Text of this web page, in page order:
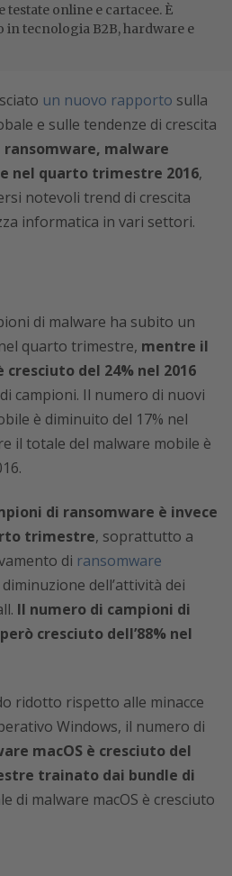
online e cartacee. È
in tecnologia B2B, hardware e
un nuovo rapporto sulla
e sulle tendenze di crescita
malware
nel quarto trimestre 2016,
notevoli trend di crescita
informatica in vari settori.
di malware ha subito un
quarto trimestre, mentre il
del 24% nel 2016
campioni. Il numero di nuovi
è diminuito del 17% nel
il totale del malware mobile è
di ransomware è invece
trimestre, soprattutto a
di ransomware
dell’attività dei
Il numero di campioni di
cresciuto dell’88% nel
ridotto rispetto alle minacce
Windows, il numero di
macOS è cresciuto del
trainato dai bundle di
di malware macOS è cresciuto